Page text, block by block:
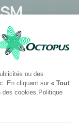
de
dans votre
se
de